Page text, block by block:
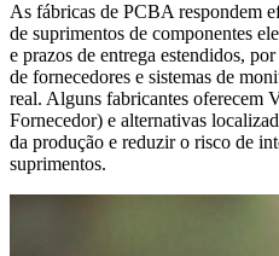
As fábricas de PCBA respondem
de suprimentos de componentes
e prazos de entrega estendidos,
de fornecedores e sistemas de
real. Alguns fabricantes oferecem
Fornecedor) e alternativas
da produção e reduzir o risco de
suprimentos.